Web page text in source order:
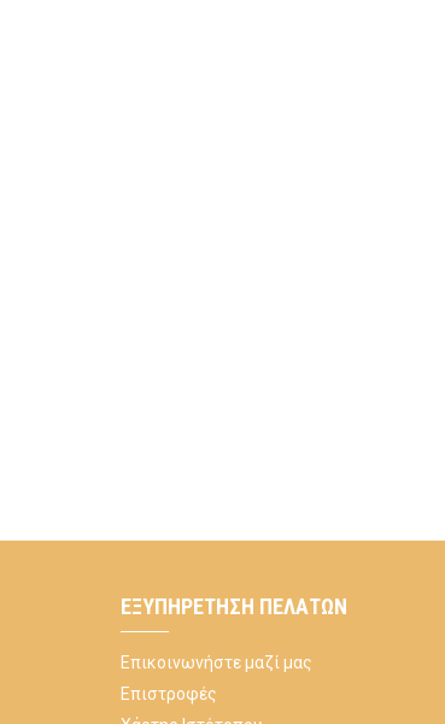
ΕΞΥΠΗΡΈΤΗΣΗ ΠΕΛΑΤΏΝ
Επικοινωνήστε μαζί μας
Επιστροφές